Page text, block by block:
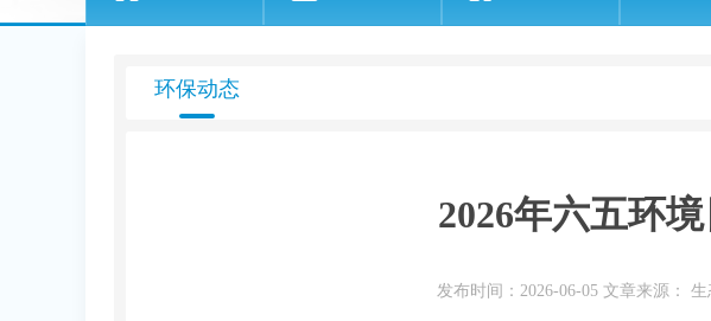
环保动态
2026年六五环
发布时间：2026-06-05 文章来源：